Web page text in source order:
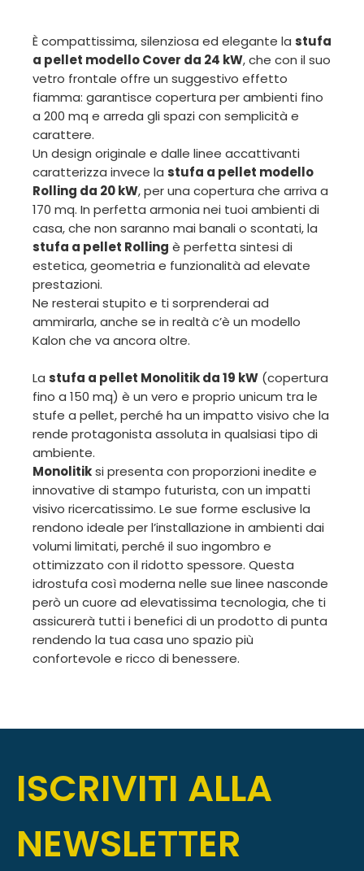
È compattissima, silenziosa ed elegante la stufa
a pellet modello Cover da 24 kW, che con il suo
vetro frontale offre un suggestivo effetto
fiamma: garantisce copertura per ambienti fino
a 200 mq e arreda gli spazi con semplicità e
carattere.
Un design originale e dalle linee accattivanti
caratterizza invece la stufa a pellet modello
Rolling da 20 kW, per una copertura che arriva a
170 mq. In perfetta armonia nei tuoi ambienti di
casa, che non saranno mai banali o scontati, la
stufa a pellet Rolling è perfetta sintesi di
estetica, geometria e funzionalità ad elevate
prestazioni.
Ne resterai stupito e ti sorprenderai ad
ammirarla, anche se in realtà c’è un modello
Kalon che va ancora oltre.
La stufa a pellet Monolitik da 19 kW (copertura
fino a 150 mq) è un vero e proprio unicum tra le
stufe a pellet, perché ha un impatto visivo che la
rende protagonista assoluta in qualsiasi tipo di
ambiente.
Monolitiksi presenta con proporzioni inedite e
innovative di stampo futurista, con un impatti
visivo ricercatissimo. Le sue forme esclusive la
rendono ideale per l’installazione in ambienti dai
volumi limitati, perché il suo ingombro e
ottimizzato con il ridotto spessore. Questa
idrostufa così moderna nelle sue linee nasconde
però un cuore ad elevatissima tecnologia, che ti
assicurerà tutti i benefici di un prodotto di punta
rendendo la tua casa uno spazio più
confortevole e ricco di benessere.
ISCRIVITI ALLA
NEWSLETTER